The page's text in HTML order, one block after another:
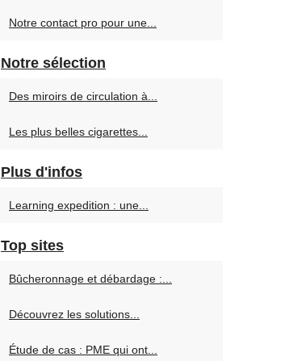
Notre contact pro pour une...
Notre sélection
Des miroirs de circulation à...
Les plus belles cigarettes...
Plus d'infos
Learning expedition : une...
Top sites
Bûcheronnage et débardage :...
Découvrez les solutions...
Étude de cas : PME qui ont...